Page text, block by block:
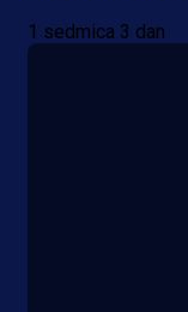
1 sedmica 3 dan